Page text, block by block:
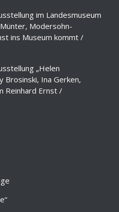
im Landesmuseum
Modersohn-
ins Museum kommt /
„Helen
Brosinski, Ina Gerken,
Reinhard Ernst /